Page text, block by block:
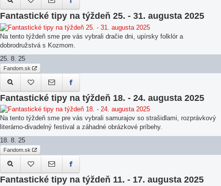
Fantastické tipy na týždeň 25. - 31. augusta 2025
Na tento týždeň sme pre vás vybrali dračie dni, upírsky folklór a
dobrodružstvá s Kozmom.
25. 8. 25
Fandom.sk
Fantastické tipy na týždeň 18. - 24. augusta 2025
Na tento týždeň sme pre vás vybrali samurajov so strašidlami, rozprávkový
literárno-divadelný festival a záhadné obrázkové príbehy.
18. 8. 25
Fandom.sk
Fantastické tipy na týždeň 11. - 17. augusta 2025